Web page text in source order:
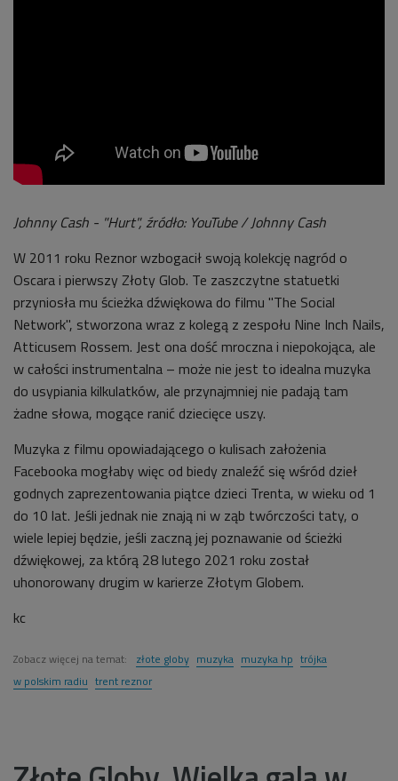
Johnny Cash - "Hurt", źródło: YouTube / Johnny Cash
W 2011 roku Reznor wzbogacił swoją kolekcję nagród o
Oscara i pierwszy Złoty Glob. Te zaszczytne statuetki
przyniosła mu ścieżka dźwiękowa do filmu "The Social
Network", stworzona wraz z kolegą z zespołu Nine Inch Nails,
Atticusem Rossem. Jest ona dość mroczna i niepokojąca, ale
w całości instrumentalna – może nie jest to idealna muzyka
do usypiania kilkulatków, ale przynajmniej nie padają tam
żadne słowa, mogące ranić dziecięce uszy.
Muzyka z filmu opowiadającego o kulisach założenia
Facebooka mogłaby więc od biedy znaleźć się wśród dzieł
godnych zaprezentowania piątce dzieci Trenta, w wieku od 1
do 10 lat. Jeśli jednak nie znają ni w ząb twórczości taty, o
wiele lepiej będzie, jeśli zaczną jej poznawanie od ścieżki
dźwiękowej, za którą 28 lutego 2021 roku został
uhonorowany drugim w karierze Złotym Globem.
kc
Zobacz więcej na temat: złote globy muzyka muzyka hp trójka
w polskim radiu trent reznor